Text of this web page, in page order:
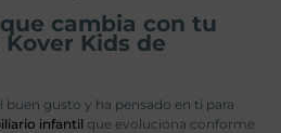
cambia con tu
Kids de
buen gusto y ha pensado en ti para
infantil que evoluciona conforme